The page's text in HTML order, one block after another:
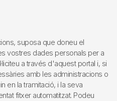
suposa que doneu el
vostres dades personals per a
a través d'aquest portal i, si
amb les administracions o
en la tramitació, i la seva
fitxer automatitzat. Podeu